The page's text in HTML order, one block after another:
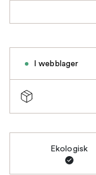
I webblager
Ekologisk